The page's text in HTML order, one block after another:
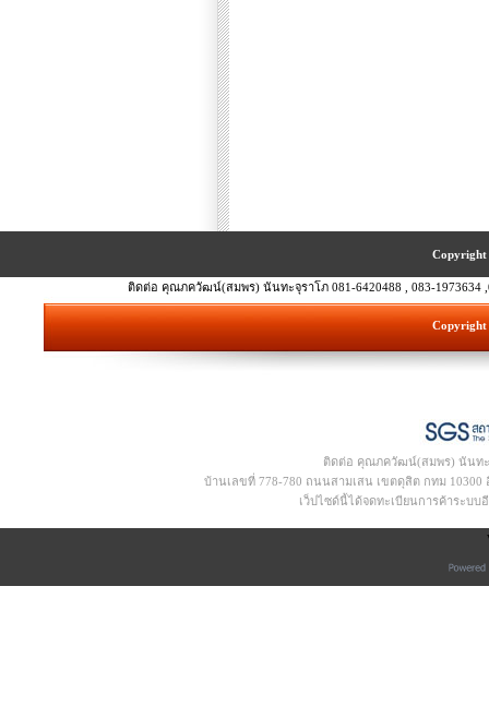
Copyright
ติดต่อ คุณภควัฒน์(สมพร) นันทะจุราโภ 081-6420488 , 083-1973634
Copyright
ติดต่อ คุณภควัฒน์(สมพร) นันทะจุ
บ้านเลขที่ 778-780 ถนนสามเสน เขตดุสิต กทม 10300 อี
เว็ปไซด์นี้ได้จดทะเบียนการค้าระบบ